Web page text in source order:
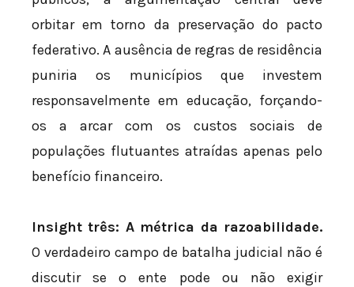
orbitar em torno da preservação do pacto
federativo. A ausência de regras de residência
puniria os municípios que investem
responsavelmente em educação, forçando-
os a arcar com os custos sociais de
populações flutuantes atraídas apenas pelo
benefício financeiro.
Insight três: A métrica da razoabilidade.
O verdadeiro campo de batalha judicial não é
discutir se o ente pode ou não exigir